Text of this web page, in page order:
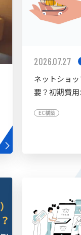
2026.07.27
ネットショ
要？初期費
EC構築